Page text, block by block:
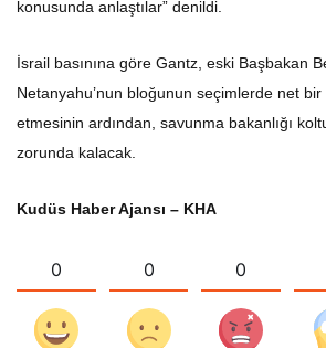
konusunda anlaştılar” denildi.
İsrail basınına göre Gantz, eski Başbakan
Netanyahu’nun bloğunun seçimlerde net
etmesinin ardından, savunma bakanlığı
zorunda kalacak.
Kudüs Haber Ajansı – KHA
0 0 0